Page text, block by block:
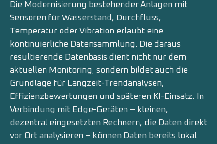
Die Modernisierung bestehender Anlagen mit
Sensoren für Wasserstand, Durchfluss,
Temperatur oder Vibration erlaubt eine
kontinuierliche Datensammlung. Die daraus
resultierende Datenbasis dient nicht nur dem
aktuellen Monitoring, sondern bildet auch die
Grundlage für Langzeit-Trendanalysen,
Effizienzbewertungen und späteren KI-Einsatz. In
Verbindung mit Edge-Geräten – kleinen,
dezentral eingesetzten Rechnern, die Daten direkt
vor Ort analysieren – können Daten bereits lokal